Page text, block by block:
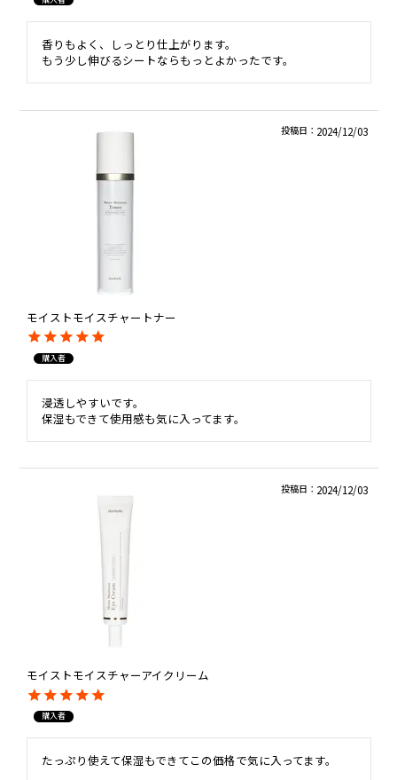
香りもよく、しっとり仕上がります。
もう少し伸びるシートならもっとよかったです。
モイストモイスチャートナー
購入者
投稿日 2024/12/03
浸透しやすいです。
保湿もできて使用感も気に入ってます。
モイストモイスチャーアイクリーム
購入者
投稿日 2024/12/03
たっぷり使えて保湿もできてこの価格で気に入ってます。